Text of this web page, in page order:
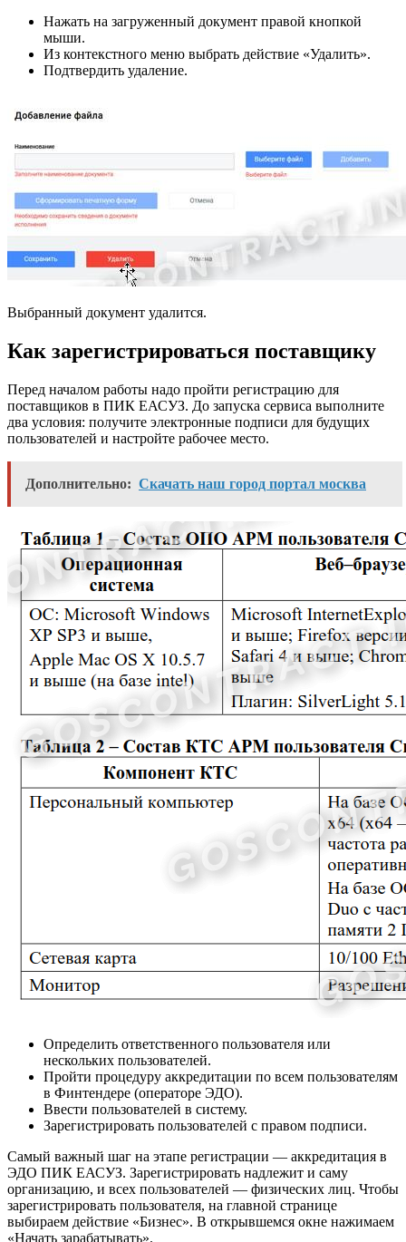
Нажать на загруженный документ правой кнопкой
мыши.
Из контекстного меню выбрать действие «Удалить».
Подтвердить удаление.
Выбранный документ удалится.
Как зарегистрироваться поставщику
Перед началом работы надо пройти регистрацию для
поставщиков в ПИК ЕАСУЗ. До запуска сервиса выполните
два условия: получите электронные подписи для будущих
пользователей и настройте рабочее место.
Дополнительно: Скачать наш город портал москва
Определить ответственного пользователя или
нескольких пользователей.
Пройти процедуру аккредитации по всем пользователям
в Финтендере (операторе ЭДО).
Ввести пользователей в систему.
Зарегистрировать пользователей с правом подписи.
Самый важный шаг на этапе регистрации — аккредитация в
ЭДО ПИК ЕАСУЗ. Зарегистрировать надлежит и саму
организацию, и всех пользователей — физических лиц. Чтобы
зарегистрировать пользователя, на главной странице
выбираем действие «Бизнес». В открывшемся окне нажимаем
«Начать зарабатывать».